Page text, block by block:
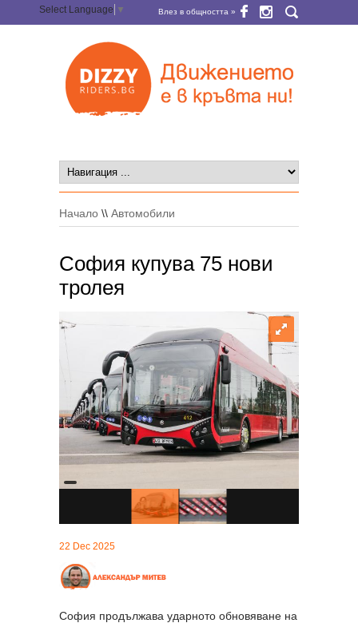
Select Language ▼ Влез в общността »
Начало \\ Автомобили
София купува 75 нови
тролея
22 Dec 2025
София продължава ударното обновяване на